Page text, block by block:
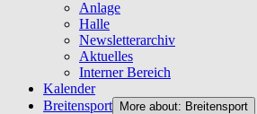
Anlage
Halle
Newsletterarchiv
Aktuelles
Interner Bereich
Kalender
Breitensport
More about: Breitensport